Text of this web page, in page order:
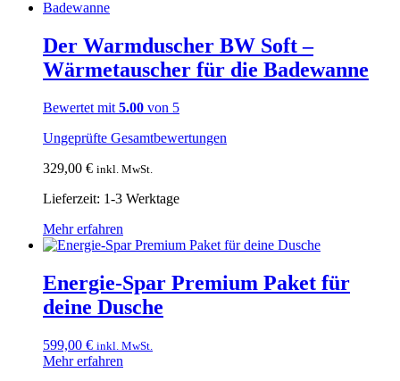
Varianten
auf.
Die
können
auf
der
gewählt
Der Warmduscher BW Soft –
Wärmetauscher für die Badewanne
Bewertet mit 5.00 von 5
Ungeprüfte Gesamtbewertungen
329,00 € inkl. MwSt.
Lieferzeit: 1-3 Werktage
Mehr erfahren
Produkt
mehrere
Varianten
auf.
Optionen
können
auf
Energie-Spar Premium Paket für
deine Dusche
599,00 € inkl. MwSt.
Mehr erfahren